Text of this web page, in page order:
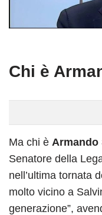
Chi è
Ma chi è Armando
Senatore della
nell’ultima tornata
molto vicino a
generazione”,